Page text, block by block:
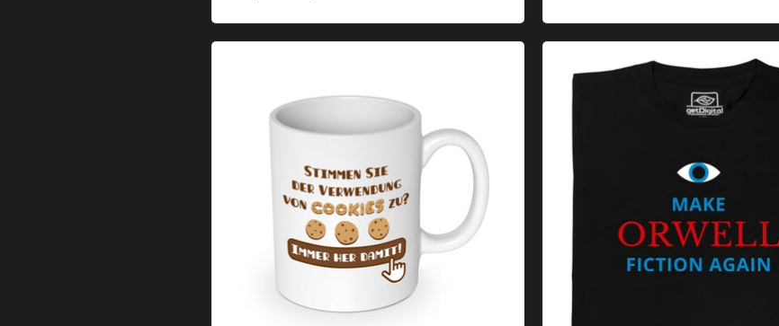
Rendi di nuovo Orwell un'opera di